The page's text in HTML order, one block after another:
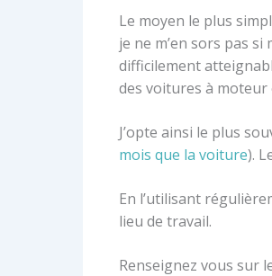
Le moyen le plus
je ne m’en sors pas
difficilement
des voitures à moteur
J’opte ainsi le plus
mois que la voiture).
En l’utilisant
lieu de travail.
Renseignez vous sur